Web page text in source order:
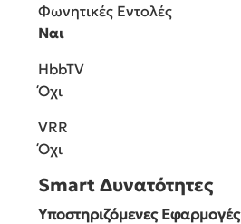
Φωνητικές Εντολές
Ναι
HbbTV
Όχι
VRR
Όχι
Smart Δυνατότητες
Υποστηριζόμενες Εφαρμογές